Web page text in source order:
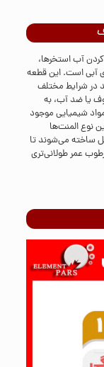
کردن آب استخرها،
آبی است. این قطعه
در شرایط مختلف
یا ضد آب، به
شیمیایی موجود
نوع المنت‌ها
ساخته می‌شوند تا
عمر طولانی‌تری